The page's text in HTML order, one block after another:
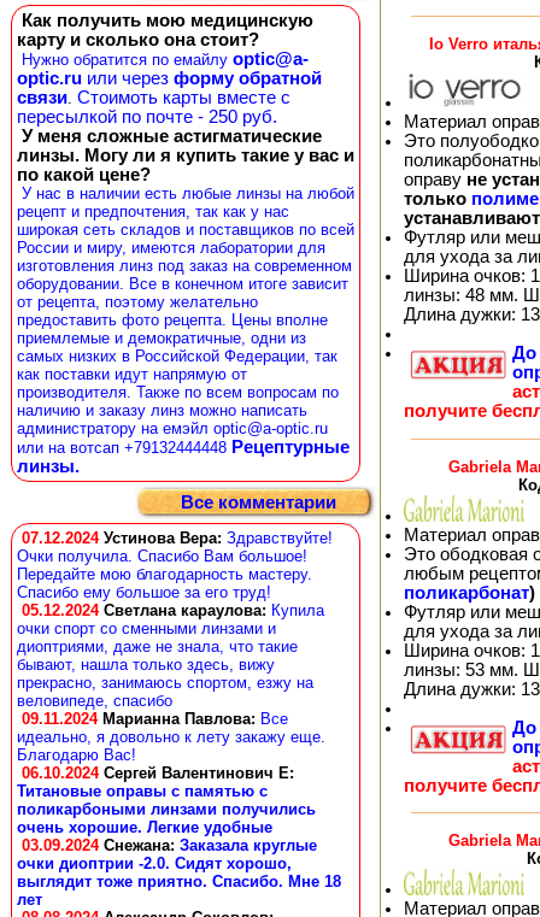
Как получить мою медицинскую
карту и сколько она стоит?
Нужно обратится по емайлу optic@a-
optic.ru или через форму обратной
связи. Стоимоть карты вместе с
пересылкой по почте - 250 руб.
У меня сложные астигматические
линзы. Могу ли я купить такие у вас и
по какой цене?
У нас в наличии есть любые линзы на любой
рецепт и предпочтения, так как у нас
широкая сеть складов и поставщиков по всей
России и миру, имеются лаборатории для
изготовления линз под заказ на современном
оборудовании. Все в конечном итоге зависит
от рецепта, поэтому желательно
предоставить фото рецепта. Цены вполне
приемлемые и демократичные, одни из
самых низких в Российской Федерации, так
как поставки идут напрямую от
производителя. Также по всем вопросам по
наличию и заказу линз можно написать
администратору на емэйл optic@a-optic.ru
или на вотсап +79132444448 Рецептурные
линзы.
Все комментарии
07.12.2024 Устинова Вера: Здравствуйте!
Очки получила. Спасибо Вам большое!
Передайте мою благодарность мастеру.
Спасибо ему большое за его труд!
05.12.2024 Светлана караулова: Купила
очки спорт со сменными линзами и
диоптриями, даже не знала, что такие
бывают, нашла только здесь, вижу
прекрасно, занимаюсь спортом, езжу на
веловипеде, спасибо
09.11.2024 Марианна Павлова: Все
идеально, я довольно к лету закажу еще.
Благодарю Вас!
06.10.2024 Сергей Валентинович Е:
Титановые оправы с памятью с
поликарбоными линзами получились
очень хорошие. Легкие удобные
03.09.2024 Снежана: Заказала круглые
очки диоптрии -2.0. Сидят хорошо,
выглядит тоже приятно. Спасибо. Мне 18
лет
Io Verro
Материал
Это
оправу не
только
Футляр или
для ухода за
Ширина очков:
линзы: 48 мм.
Длина дужки:
До
получите
Gabriela
Материал
Это ободковая
любым
поликарбонат)
Футляр или
для ухода за
Ширина очков:
линзы: 53 мм.
Длина дужки:
До
получите
Gabriela
Материал